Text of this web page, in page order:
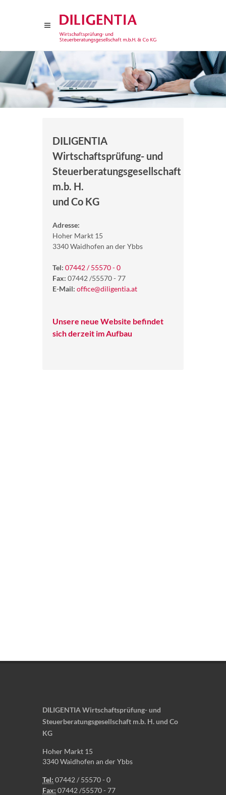
DILIGENTIA
Wirtschaftsprüfung- und
Steuerberatungsgesellschaft
m.b. H.
und Co KG
Adresse:
Hoher Markt 15
3340 Waidhofen an der Ybbs
Tel: 07442 / 55570 - 0
Fax: 07442 /55570 - 77
E-Mail: office@diligentia.at
Unsere neue Website befindet
sich derzeit im Aufbau
DILIGENTIA Wirtschaftsprüfung- und
Steuerberatungsgesellschaft m.b. H. und Co
KG
Hoher Markt 15
3340 Waidhofen an der Ybbs
Tel: 07442 / 55570 - 0
Fax: 07442 /55570 - 77